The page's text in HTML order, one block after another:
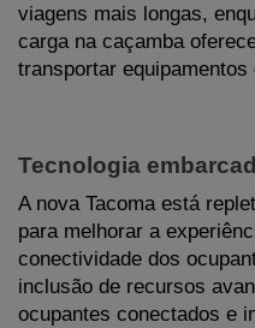
viagens mais longas,
carga na caçamba
transportar equipamentos
Tecnologia
A nova Tacoma está
para melhorar a
conectividade dos
inclusão de recursos
ocupantes conectados e